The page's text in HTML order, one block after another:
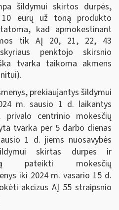
šildymui skirtos durpės,
eurų už toną produkto
kad apmokestinant
tik AĮ 20, 21, 22, 43
penktojo skirsnio
tvarka taikoma akmens
prekiaujantys šildymui
m. sausio 1 d. laikantys
centrinio mokesčių
tvarka per 5 darbo dienas
1 d. jiems nuosavybės
skirtas durpes ir
pateikti mokesčių
iki 2024 m. vasario 15 d.
akcizus AĮ 55 straipsnio